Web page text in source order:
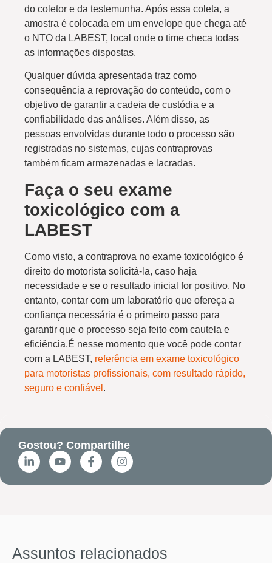
do coletor e da testemunha. Após essa coleta, a
amostra é colocada em um envelope que chega até
o NTO da LABEST, local onde o time checa todas
as informações dispostas.
Qualquer dúvida apresentada traz como
consequência a reprovação do conteúdo, com o
objetivo de garantir a cadeia de custódia e a
confiabilidade das análises. Além disso, as
pessoas envolvidas durante todo o processo são
registradas no sistemas, cujas contraprovas
também ficam armazenadas e lacradas.
Faça o seu exame
toxicológico com a
LABEST
Como visto, a contraprova no exame toxicológico é
direito do motorista solicitá-la, caso haja
necessidade e se o resultado inicial for positivo. No
entanto, contar com um laboratório que ofereça a
confiança necessária é o primeiro passo para
garantir que o processo seja feito com cautela e
eficiência.É nesse momento que você pode contar
com a LABEST, referência em exame toxicológico
para motoristas profissionais, com resultado rápido,
seguro e confiável .
Gostou? Compartilhe
Assuntos relacionados